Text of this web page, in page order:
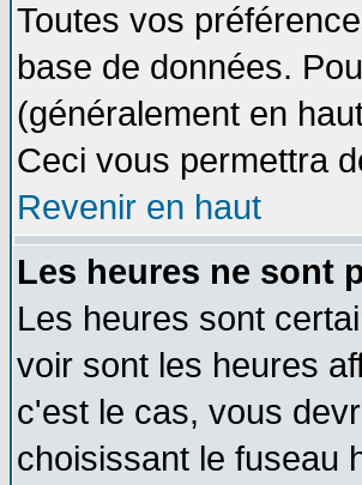
Toutes vos
base de données.
(généralement en
Ceci vous permettra
Revenir en haut
Les heures ne sont
Les heures sont
voir sont les heures
c'est le cas, vous
choisissant le fuseau